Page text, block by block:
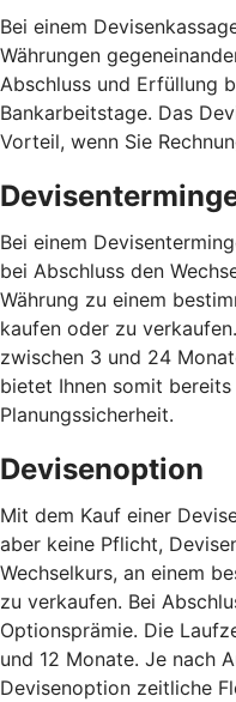
Bei einem
Währungen
Abschluss und Erfüllung
Bankarbeitstage. Das
Vorteil, wenn Sie
Bei einem
bei Abschluss den
Währung zu einem
kaufen oder zu
zwischen 3 und 24
bietet Ihnen somit
Planungssicherheit.
Devisenoption
Mit dem Kauf einer
aber keine Pflicht,
Wechselkurs, an einem
zu verkaufen. Bei
Optionsprämie. Die
und 12 Monate. Je nach
Devisenoption zeitliche